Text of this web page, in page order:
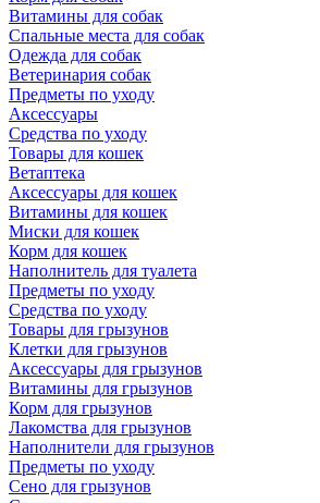
Витамины для собак
Спальные места для собак
Одежда для собак
Ветеринария собак
Предметы по уходу
Аксессуары
Средства по уходу
Товары для кошек
Ветаптека
Аксессуары для кошек
Витамины для кошек
Миски для кошек
Корм для кошек
Наполнитель для туалета
Предметы по уходу
Средства по уходу
Товары для грызунов
Клетки для грызунов
Аксессуары для грызунов
Витамины для грызунов
Корм для грызунов
Лакомства для грызунов
Наполнители для грызунов
Предметы по уходу
Сено для грызунов